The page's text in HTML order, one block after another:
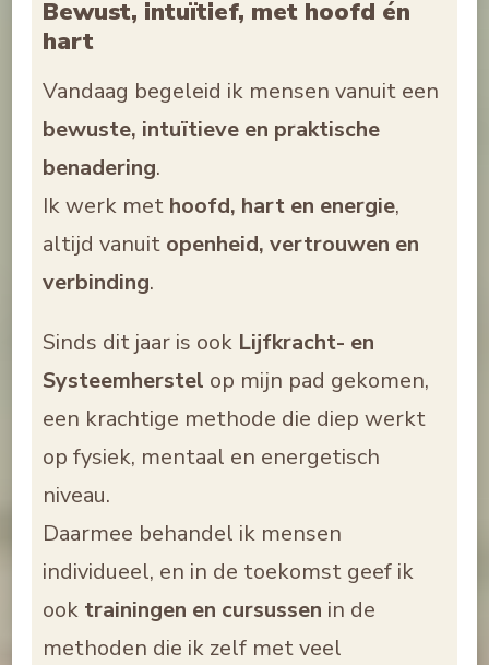
Bewust, intuïtief, met hoofd én
hart
Vandaag begeleid ik mensen vanuit een
bewuste, intuïtieve en praktische
benadering.
Ik werk met hoofd, hart en energie,
altijd vanuit openheid, vertrouwen en
verbinding.
Sinds dit jaar is ook Lijfkracht- en
Systeemherstel op mijn pad gekomen,
een krachtige methode die diep werkt
op fysiek, mentaal en energetisch
niveau.
Daarmee behandel ik mensen
individueel, en in de toekomst geef ik
ook trainingen en cursussen in de
methoden die ik zelf met veel